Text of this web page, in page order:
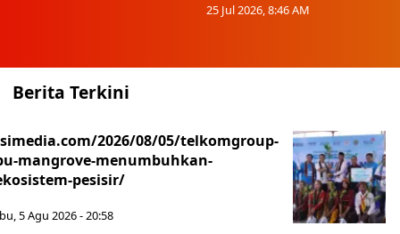
25 Jul 2026, 8:46 AM
Berita Terkini
2026/08/05/telkomgroup-
mangrove-menumbuhkan-
pesisir/
5 Agu 2026 - 20:58